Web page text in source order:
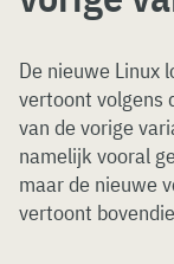
De nieuwe Linux
vertoont volgens
van de vorige
namelijk vooral
maar de nieuwe
vertoont